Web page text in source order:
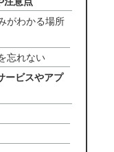
がわかる場所
忘れない
ービスやアプ